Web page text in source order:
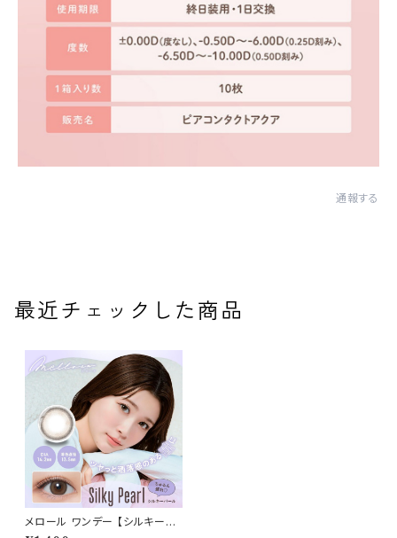
通報する
最近チェックした商品
メロール ワンデー 【シルキーパ
ール】 1箱10枚 14.2m 度なし